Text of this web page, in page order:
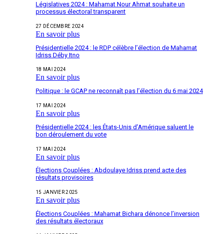
Législatives 2024 : Mahamat Nour Ahmat souhaite un
processus électoral transparent
27 DÉCEMBRE 2024
En savoir plus
Présidentielle 2024 : le RDP célèbre l’élection de Mahamat
Idriss Déby Itno
18 MAI 2024
En savoir plus
Politique : le GCAP ne reconnaît pas l’élection du 6 mai 2024
17 MAI 2024
En savoir plus
Présidentielle 2024 : les États-Unis d’Amérique saluent le
bon déroulement du vote
17 MAI 2024
En savoir plus
Élections Couplées : Abdoulaye Idriss prend acte des
résultats provisoires
15 JANVIER 2025
En savoir plus
Élections Couplées : Mahamat Bichara dénonce l’inversion
des résultats électoraux